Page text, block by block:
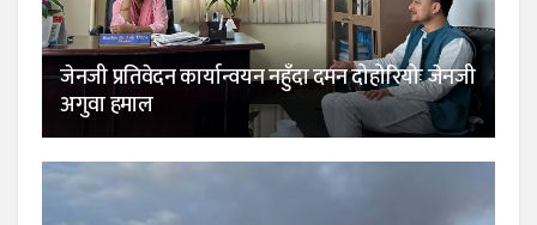
जेनजी प्रतिवेदन कार्यान्वयन नहुँदा दमन दोहोरियोः जेनजी
अगुवा हमाल